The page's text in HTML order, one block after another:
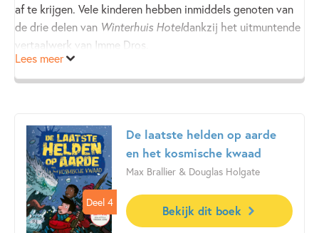
af te krijgen. Vele kinderen hebben inmiddels genoten van
de drie delen van Winterhuis Hoteldankzij het uitmuntende
vertaalwerk van Imme Dros.
Lees meer
Deel 4
Deel 4
De laatste helden op aarde
en het kosmische kwaad
Max Brallier & Douglas Holgate
Bekijk dit boek